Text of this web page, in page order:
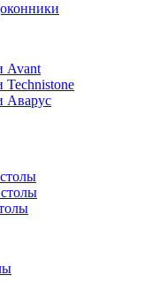
Avant
Аварус